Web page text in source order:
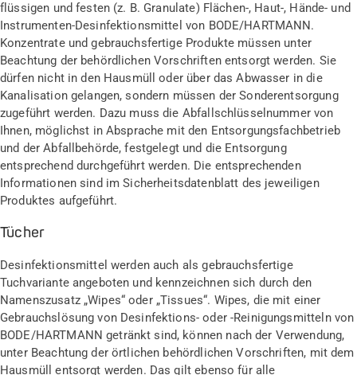
flüssigen und festen (z. B. Granulate) Flächen-, Haut-, Hände- und
Instrumenten-Desinfektionsmittel von BODE/HARTMANN.
Konzentrate und gebrauchsfertige Produkte müssen unter
Beachtung der behördlichen Vorschriften entsorgt werden. Sie
dürfen nicht in den Hausmüll oder über das Abwasser in die
Kanalisation gelangen, sondern müssen der Sonderentsorgung
zugeführt werden. Dazu muss die Abfallschlüsselnummer von
Ihnen, möglichst in Absprache mit den Entsorgungsfachbetrieb
und der Abfallbehörde, festgelegt und die Entsorgung
entsprechend durchgeführt werden. Die entsprechenden
Informationen sind im Sicherheitsdatenblatt des jeweiligen
Produktes aufgeführt.
Tücher
Desinfektionsmittel werden auch als gebrauchsfertige
Tuchvariante angeboten und kennzeichnen sich durch den
Namenszusatz „Wipes“ oder „Tissues“. Wipes, die mit einer
Gebrauchslösung von Desinfektions- oder -Reinigungsmitteln von
BODE/HARTMANN getränkt sind, können nach der Verwendung,
unter Beachtung der örtlichen behördlichen Vorschriften, mit dem
Hausmüll entsorgt werden. Das gilt ebenso für alle